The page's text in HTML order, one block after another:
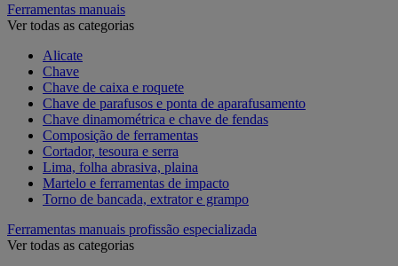
Ferramentas manuais
Ver todas as categorias
Alicate
Chave
Chave de caixa e roquete
Chave de parafusos e ponta de aparafusamento
Chave dinamométrica e chave de fendas
Composição de ferramentas
Cortador, tesoura e serra
Lima, folha abrasiva, plaina
Martelo e ferramentas de impacto
Torno de bancada, extrator e grampo
Ferramentas manuais profissão especializada
Ver todas as categorias